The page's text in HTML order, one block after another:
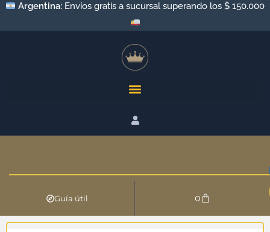
Argentina: Envíos gratis a sucursal superando los $ 150.000
Guía útil 0